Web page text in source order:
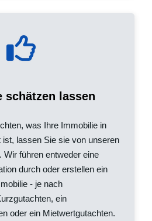
schätzen lassen
was Ihre Immobilie in
lassen Sie sie von unseren
führen entweder eine
durch oder erstellen ein
- je nach
ein
oder ein Mietwertgutachten.